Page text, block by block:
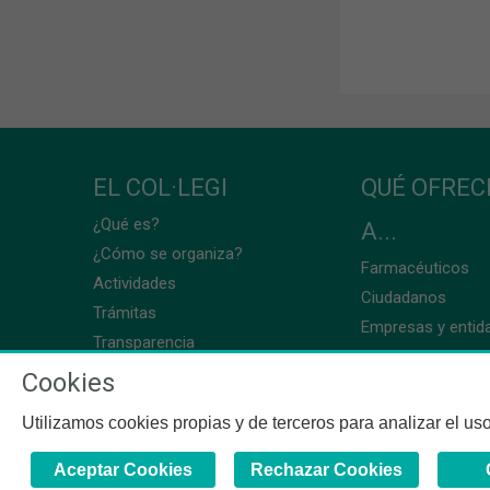
EL COL·LEGI
¿Qué es?
¿Cómo se organiza?
Actividades
Trámitas
Transparencia
QUÉ
A...
Farmacéuticos
Ciudadanos
Empresas y
Cookies
Utilizamos cookies propias y de terceros para analizar el
Aceptar Cookies Rechazar Cookies